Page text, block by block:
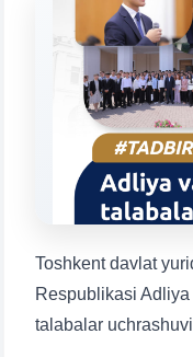
Toshkent davlat
Respublikasi
talabalar
Mavzuni tanlang —
savollar chiqadi:
1. Hujjatlar (bakalavr) (5)
3. Suhbat (bakalavr) (8)
5. To'lov-kontrakt (2)
7. Call-center (4)
9.